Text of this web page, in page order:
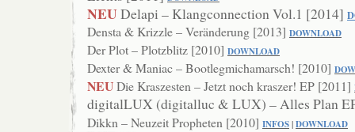
NEUDelapi – Klangconnection Vol.1 [2014]
Densta & Krizzle – Veränderung [2013] DOWNLOAD
Der Plot – Plotzblitz [2010] DOWNLOAD
Dexter & Maniac – Bootlegmichamarsch! [2010] DO
NEUDie Kraszesten – Jetzt noch kraszer! EP [2011]
digitalLUX (digitalluc & LUX) – Alles Plan
Dikkn – Neuzeit Propheten [2010] INFOS|DOWNLOAD